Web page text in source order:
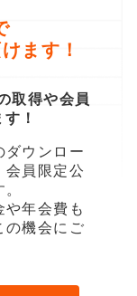
ます！
取得や会員
！
ダウンロー
会員限定公
や年会費も
の機会にご